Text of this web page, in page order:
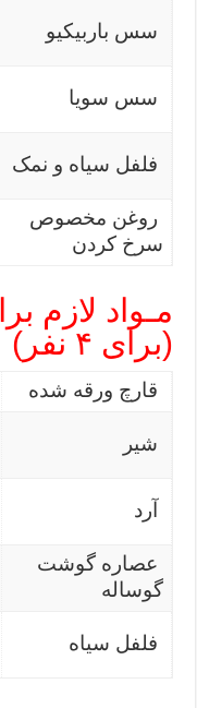
سس باربیکیو
سس سویا
فلفل سیاه و نمک
روغن مخصوص
سرخ کردن
مـواد لازم
(برای ۴ نفر)
قارچ ورقه شده
شیر
آرد
عصاره گوشت
گوساله
فلفل سیاه